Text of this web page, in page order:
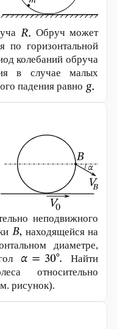
Обруч может
по горизонтальной
колебаний обруча
в случае малых
падения равно
неподвижного
находящейся на
диаметре,
Найти
относительно
рисунок).